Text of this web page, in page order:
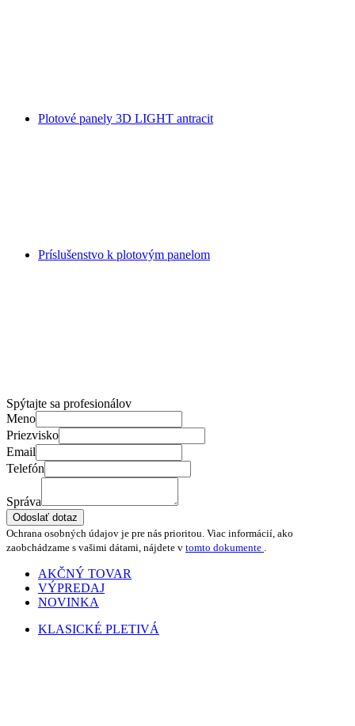
Plotové panely 3D LIGHT antracit
Príslušenstvo k plotovým panelom
Spýtajte sa profesionálov
Meno
Priezvisko
Email
Telefón
Správa
Odoslať dotaz
Ochrana osobných údajov je pre nás prioritou. Viac informácií, ako
zaobchádzame s vašimi dátami, nájdete v tomto dokumente
AKČNÝ TOVAR
VÝPREDAJ
NOVINKA
KLASICKÉ PLETIVÁ